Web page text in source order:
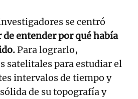
se centró
entender por qué había
Para lograrlo,
satelitales para estudiar el
intervalos de tiempo y
de su topografía y